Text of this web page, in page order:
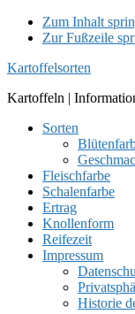
Zum Inhalt
Zur Fußzeile
Kartoffelsorten
Kartoffeln |
Sorten
Fleischfarbe
Schalenfarbe
Ertrag
Knollenform
Reifezeit
Impressum
Historie